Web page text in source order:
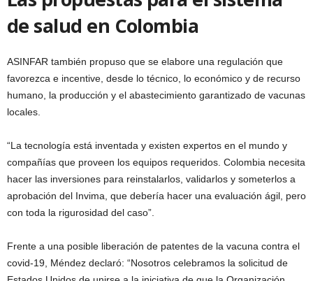
de salud en Colombia
ASINFAR también propuso que se elabore una regulación que
favorezca e incentive, desde lo técnico, lo económico y de recurso
humano, la producción y el abastecimiento garantizado de vacunas
locales.
“La tecnología está inventada y existen expertos en el mundo y
compañías que proveen los equipos requeridos. Colombia necesita
hacer las inversiones para reinstalarlos, validarlos y someterlos a
aprobación del Invima, que debería hacer una evaluación ágil, pero
con toda la rigurosidad del caso”.
Frente a una posible liberación de patentes de la vacuna contra el
covid-19, Méndez declaró: “Nosotros celebramos la solicitud de